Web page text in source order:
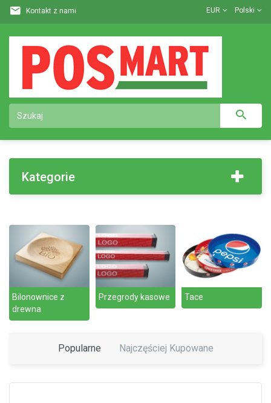
Polski
EUR
Kontakt z nami
Kategorie
Bilonownice z
drewna
Przegrody kasowe Tace
Popularne Najczęściej Kupowane